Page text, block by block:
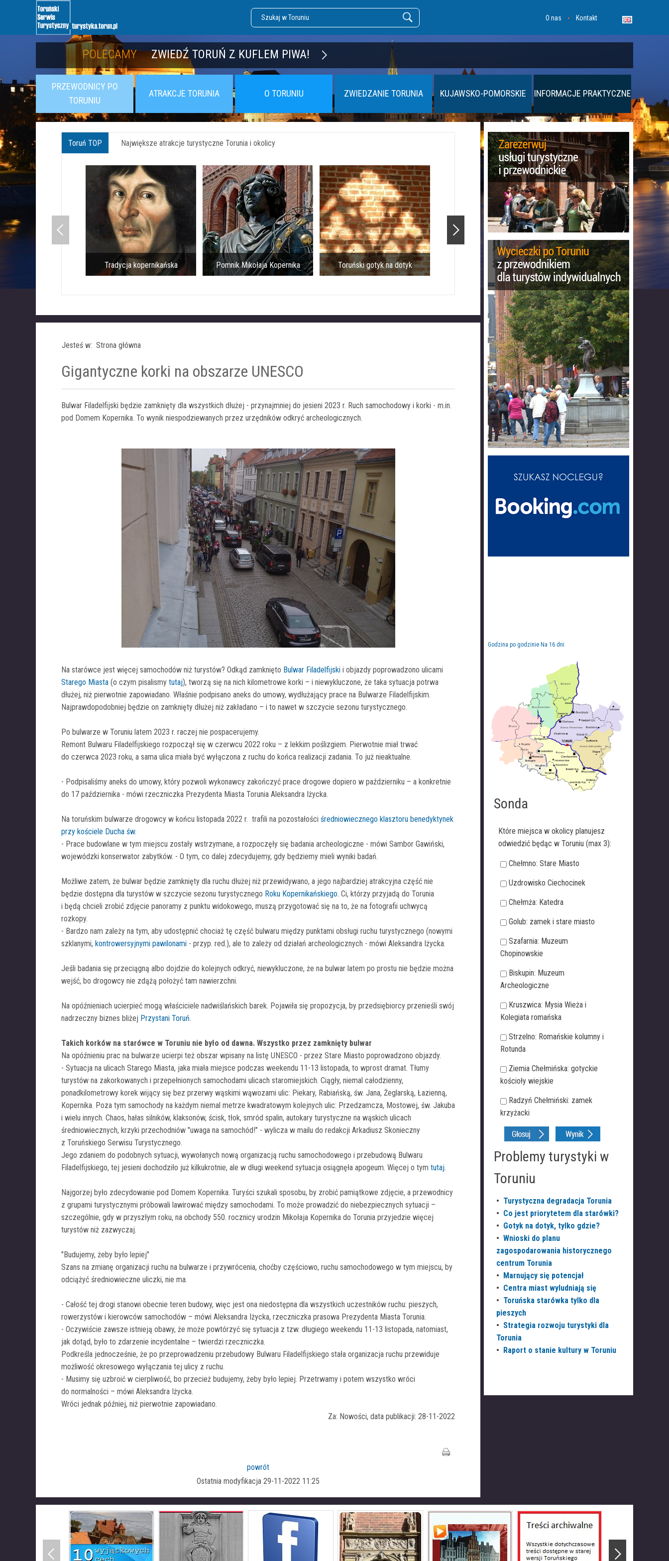
O nas Kontakt
POLECAMY ZWIEDŹ TORUŃ Z KUFLEM PIWA!
POLECAMY POZNAJ TWIERDZĘ TORUŃ
PRZEWODNICY PO
TORUNIU
ATRAKCJE TORUNIA O TORUNIU ZWIEDZANIE TORUNIA KUJAWSKO-POMORSKIE INFORMACJE PRAKTYCZNE
Toruń TOP Największe atrakcje turystyczne Torunia i okolicy
Tradycja kopernikańska Pomnik Mikołaja Kopernika Toruński gotyk na dotyk Ratusz Staromiejski Katedra Świętojańska
Jesteś w: Strona główna
Gigantyczne korki na obszarze UNESCO
Bulwar Filadelfijski będzie zamknięty dla wszystkich dłużej - przynajmniej do jesieni 2023 r. Ruch samochodowy i korki - m.in.
pod Domem Kopernika. To wynik niespodziewanych przez urzędników odkryć archeologicznych.
Na starówce jest więcej samochodów niż turystów? Odkąd zamknięto Bulwar Filadelfijski i objazdy poprowadzono ulicami
Starego Miasta (o czym pisalismy tutaj), tworzą się na nich kilometrowe korki – i niewykluczone, że taka sytuacja potrwa
dłużej, niż pierwotnie zapowiadano. Właśnie podpisano aneks do umowy, wydłużający prace na Bulwarze Filadelfijskim.
Najprawdopodobniej będzie on zamknięty dłużej niż zakładano – i to nawet w szczycie sezonu turystycznego.
Po bulwarze w Toruniu latem 2023 r. raczej nie pospacerujemy.
Remont Bulwaru Filadelfijskiego rozpoczął się w czerwcu 2022 roku – z lekkim poślizgiem. Pierwotnie miał trwać
do czerwca 2023 roku, a sama ulica miała być wyłączona z ruchu do końca realizacji zadania. To już nieaktualne.
- Podpisaliśmy aneks do umowy, który pozwoli wykonawcy zakończyć prace drogowe dopiero w październiku – a konkretnie
do 17 października - mówi rzeczniczka Prezydenta Miasta Torunia Aleksandra Iżycka.
Na toruńskim bulwarze drogowcy w końcu listopada 2022 r. trafili na pozostałości średniowiecznego klasztoru benedyktynek
przy kościele Ducha św.
- Prace budowlane w tym miejscu zostały wstrzymane, a rozpoczęły się badania archeologiczne - mówi Sambor Gawiński,
wojewódzki konserwator zabytków. - O tym, co dalej zdecydujemy, gdy będziemy mieli wyniki badań.
Możliwe zatem, że bulwar będzie zamknięty dla ruchu dłużej niż przewidywano, a jego najbardziej atrakcyjna część nie
będzie dostępna dla turystów w szczycie sezonu turystycznego Roku Kopernikańskiego. Ci, którzy przyjadą do Torunia
i będą chcieli zrobić zdjęcie panoramy z punktu widokowego, muszą przygotować się na to, że na fotografii uchwycą
rozkopy.
- Bardzo nam zależy na tym, aby udostępnić chociaż tę część bulwaru między punktami obsługi ruchu turystycznego (nowymi
szklanymi, kontrowersyjnymi pawilonami - przyp. red.), ale to zależy od działań archeologicznych - mówi Aleksandra Iżycka.
Jeśli badania się przeciągną albo dojdzie do kolejnych odkryć, niewykluczone, że na bulwar latem po prostu nie będzie można
wejść, bo drogowcy nie zdążą położyć tam nawierzchni.
Na opóźnieniach ucierpieć mogą właściciele nadwiślańskich barek. Pojawiła się propozycja, by przedsiębiorcy przenieśli swój
nadrzeczny biznes bliżej Przystani Toruń.
Takich korków na starówce w Toruniu nie było od dawna. Wszystko przez zamknięty bulwar
Na opóźnieniu prac na bulwarze ucierpi też obszar wpisany na listę UNESCO - przez Stare Miasto poprowadzono objazdy.
- Sytuacja na ulicach Starego Miasta, jaka miała miejsce podczas weekendu 11-13 listopada, to wprost dramat. Tłumy
turystów na zakorkowanych i przepełnionych samochodami ulicach staromiejskich. Ciągły, niemal całodzienny,
ponadkilometrowy korek wijący się bez przerwy wąskimi wąwozami ulic: Piekary, Rabiańską, św. Jana, Żeglarską, Łazienną,
Kopernika. Poza tym samochody na każdym niemal metrze kwadratowym kolejnych ulic: Przedzamcza, Mostowej, św. Jakuba
i wielu innych. Chaos, hałas silników, klaksonów, ścisk, tłok, smród spalin, autokary turystyczne na wąskich ulicach
średniowiecznych, krzyki przechodniów "uwaga na samochód!" - wylicza w mailu do redakcji Arkadiusz Skonieczny
z Toruńskiego Serwisu Turystycznego.
Jego zdaniem do podobnych sytuacji, wywołanych nową organizacją ruchu samochodowego i przebudową Bulwaru
Filadelfijskiego, tej jesieni dochodziło już kilkukrotnie, ale w długi weekend sytuacja osiągnęła apogeum. Więcej o tym tutaj.
Najgorzej było zdecydowanie pod Domem Kopernika. Turyści szukali sposobu, by zrobić pamiątkowe zdjęcie, a przewodnicy
z grupami turystycznymi próbowali lawirować między samochodami. To może prowadzić do niebezpiecznych sytuacji –
szczególnie, gdy w przyszłym roku, na obchody 550. rocznicy urodzin Mikołaja Kopernika do Torunia przyjedzie więcej
turystów niż zazwyczaj.
"Budujemy, żeby było lepiej"
Szans na zmianę organizacji ruchu na bulwarze i przywrócenia, choćby częściowo, ruchu samochodowego w tym miejscu, by
odciążyć średniowieczne uliczki, nie ma.
- Całość tej drogi stanowi obecnie teren budowy, więc jest ona niedostępna dla wszystkich uczestników ruchu: pieszych,
rowerzystów i kierowców samochodów – mówi Aleksandra Iżycka, rzeczniczka prasowa Prezydenta Miasta Torunia.
- Oczywiście zawsze istnieją obawy, że może powtórzyć się sytuacja z tzw. długiego weekendu 11-13 listopada, natomiast,
jak dotąd, było to zdarzenie incydentalne – twierdzi rzeczniczka.
Podkreśla jednocześnie, że po przeprowadzeniu przebudowy Bulwaru Filadelfijskiego stała organizacja ruchu przewiduje
możliwość okresowego wyłączania tej ulicy z ruchu.
- Musimy się uzbroić w cierpliwość, bo przecież budujemy, żeby było lepiej. Przetrwamy i potem wszystko wróci
do normalności – mówi Aleksandra Iżycka.
Wróci jednak później, niż pierwotnie zapowiadano.
Za: Nowości, data publikacji: 28-11-2022
powrót
Ostatnia modyfikacja 29-11-2022 11:25
Godzina po godzinie Na 16 dni
Sonda
Które miejsca w okolicy planujesz
odwiedzić będąc w Toruniu (max 3):
Chełmno: Stare Miasto
Uzdrowisko Ciechocinek
Chełmża: Katedra
Golub: zamek i stare miasto
Szafarnia: Muzeum
Chopinowskie
Biskupin: Muzeum
Archeologiczne
Kruszwica: Mysia Wieża i
Kolegiata romańska
Strzelno: Romańskie kolumny i
Rotunda
Ziemia Chełmińska: gotyckie
kościoły wiejskie
Radzyń Chełmiński: zamek
krzyżacki
Problemy turystyki w
Toruniu
• Turystyczna degradacja Torunia
• Co jest priorytetem dla starówki?
• Gotyk na dotyk, tylko gdzie?
• Wnioski do planu
zagospodarowania historycznego
centrum Torunia
•
Marnujący się potencjał
• Centra miast wyludniają się
• Toruńska starówka tylko dla
pieszych
• Strategia rozwoju turystyki dla
Torunia
•
Raport o stanie kultury w Toruniu